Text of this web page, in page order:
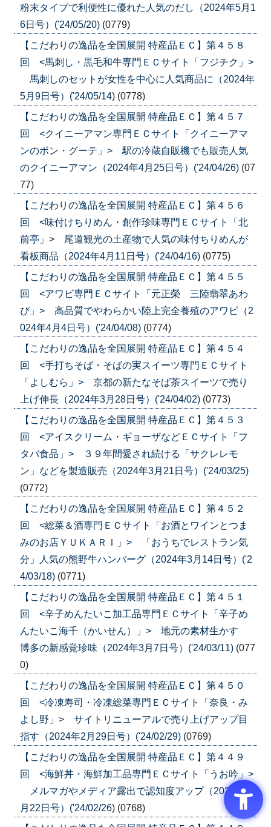
粉末タイプで利便性に優れた人気のだし（2024年5月1
6日号）('24/05/20) (0779)
【こだわりの逸品を全国展開 特産品ＥＣ】第４５８
回 <馬刺し・黒毛和牛専門ＥＣサイト「フジチク」>
馬刺しのセットが女性を中心に人気商品に（2024年
5月9日号）('24/05/14) (0778)
【こだわりの逸品を全国展開 特産品ＥＣ】第４５７
回 <クイニーアマン専門ＥＣサイト「クイニーアマ
ンのボン・グーテ」> 駅の冷蔵自販機でも販売人気
のクイニーアマン（2024年4月25日号）('24/04/26) (07
77)
【こだわりの逸品を全国展開 特産品ＥＣ】第４５６
回 <味付けちりめん・創作珍味専門ＥＣサイト「北
前亭」> 尾道観光の土産物で人気の味付ちりめんが
看板商品（2024年4月11日号）('24/04/16) (0775)
【こだわりの逸品を全国展開 特産品ＥＣ】第４５５
回 <アワビ専門ＥＣサイト「元正榮 三陸翡翠あわ
び」> 高品質でやわらかい陸上完全養殖のアワビ（2
024年4月4日号）('24/04/08) (0774)
【こだわりの逸品を全国展開 特産品ＥＣ】第４５４
回 <手打ちそば・そばの実スイーツ専門ＥＣサイト
「よしむら」> 京都の新たなそば茶スイーツで売り
上げ伸長（2024年3月28日号）('24/04/02) (0773)
【こだわりの逸品を全国展開 特産品ＥＣ】第４５３
回 <アイスクリーム・ギョーザなどＥＣサイト「フ
タバ食品」> ３９年間愛され続ける「サクレレモ
ン」などを製造販売（2024年3月21日号）('24/03/25)
(0772)
【こだわりの逸品を全国展開 特産品ＥＣ】第４５２
回 <総菜＆酒専門ＥＣサイト「お酒とワインとつま
みのお店ＹＵＫＡＲＩ」> 「おうちでレストラン気
分」人気の熊野牛ハンバーグ（2024年3月14日号）('2
4/03/18) (0771)
【こだわりの逸品を全国展開 特産品ＥＣ】第４５１
回 <辛子めんたいこ加工品専門ＥＣサイト「辛子め
んたいこ海千（かいせん）」> 地元の素材生かす
博多の新感覚珍味（2024年3月7日号）('24/03/11) (077
0)
【こだわりの逸品を全国展開 特産品ＥＣ】第４５０
回 <冷凍寿司・冷凍総菜専門ＥＣサイト「奈良・み
よし野」> サイトリニューアルで売り上げアップ目
指す（2024年2月29日号）('24/02/29) (0769)
【こだわりの逸品を全国展開 特産品ＥＣ】第４４９
回 <海鮮丼・海鮮加工品専門ＥＣサイト「うお吟」>
メルマガやメディア露出で認知度アップ（2024年2
月22日号）('24/02/26) (0768)